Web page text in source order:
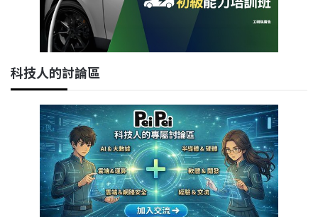
科技人的討論區